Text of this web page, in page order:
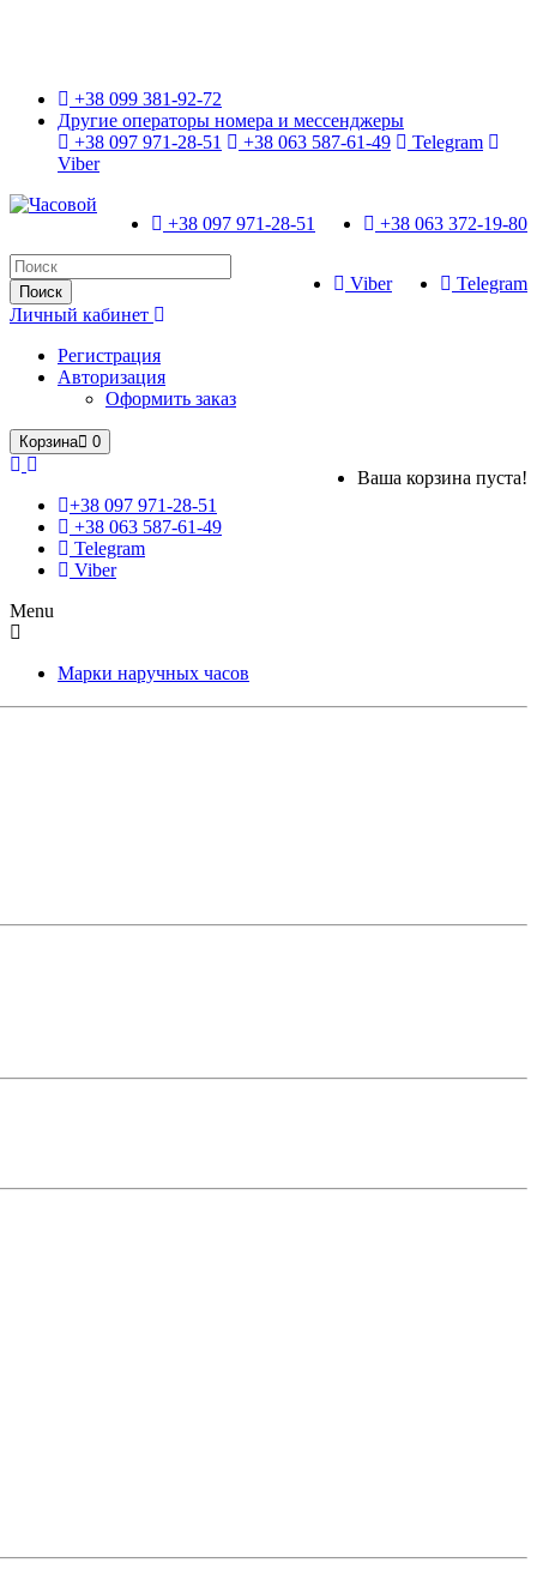
+38 099 381-92-72
Другие операторы номера и мессенджеры
+38 097 971-28-51
+38 063 587-61-49
Telegram
Viber
+38 063 372-19-80
+38 097 971-28-51
Telegram
Viber
Поиск
Личный кабинет
Регистрация
Авторизация
Оформить заказ
Корзина 0
Ваша корзина пуста!
+38 097 971-28-51
+38 063 587-61-49
Telegram
Viber
Menu
Марки наручных часов